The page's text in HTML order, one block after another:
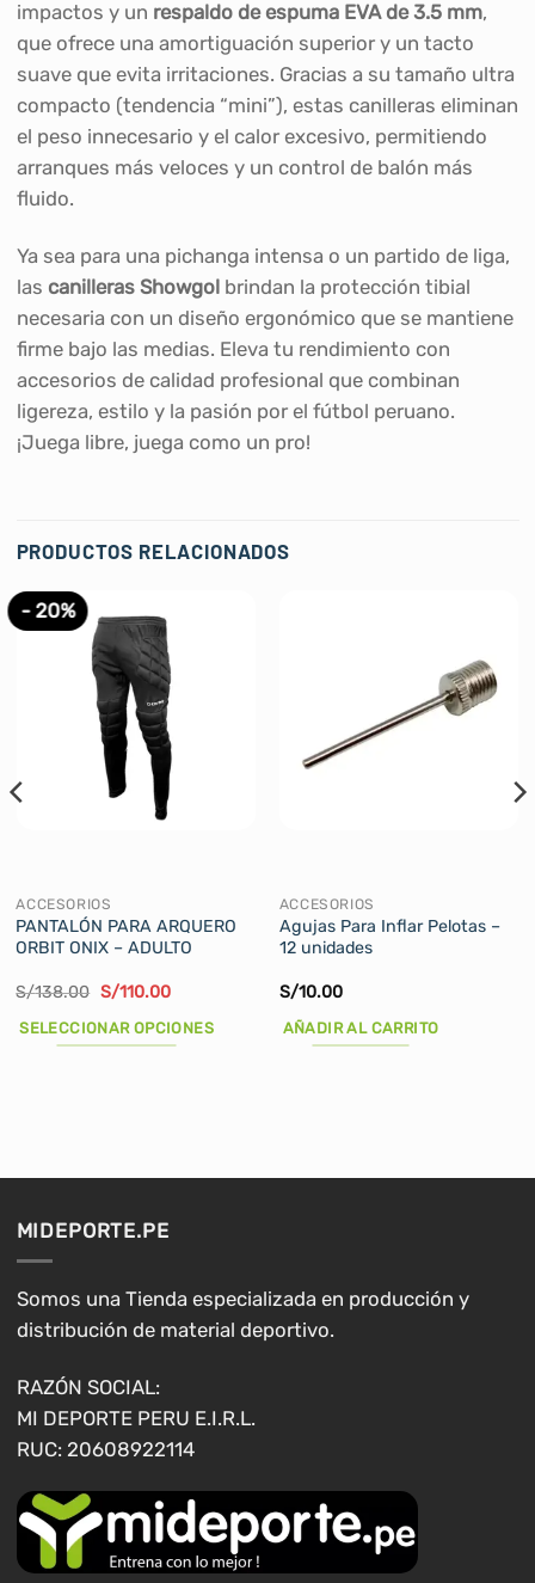
impactos y un respaldo de espuma EVA de 3.5 mm,
que ofrece una amortiguación superior y un tacto
suave que evita irritaciones. Gracias a su tamaño ultra
compacto (tendencia “mini”), estas canilleras eliminan
el peso innecesario y el calor excesivo, permitiendo
arranques más veloces y un control de balón más
fluido.
Ya sea para una pichanga intensa o un partido de liga,
las canilleras Showgolbrindan la protección tibial
necesaria con un diseño ergonómico que se mantiene
firme bajo las medias. Eleva tu rendimiento con
accesorios de calidad profesional que combinan
ligereza, estilo y la pasión por el fútbol peruano.
¡Juega libre, juega como un pro!
PRODUCTOS RELACIONADOS
- 20%
ACCESORIOS
PANTALÓN PARA ARQUERO
ORBIT ONIX – ADULTO
S/138.00 El
original
era:
S/110.00El
actual
es:
SELECCIONAR OPCIONES
se
pueden
elegir
en
página
de
producto
ACCESORIOS
Agujas Para Inflar Pelotas –
12 unidades
S/10.00
AÑADIR AL CARRITO
MIDEPORTE.PE
Somos una Tienda especializada en producción y
distribución de material deportivo.
RAZÓN SOCIAL:
MI DEPORTE PERU E.I.R.L.
RUC: 20608922114